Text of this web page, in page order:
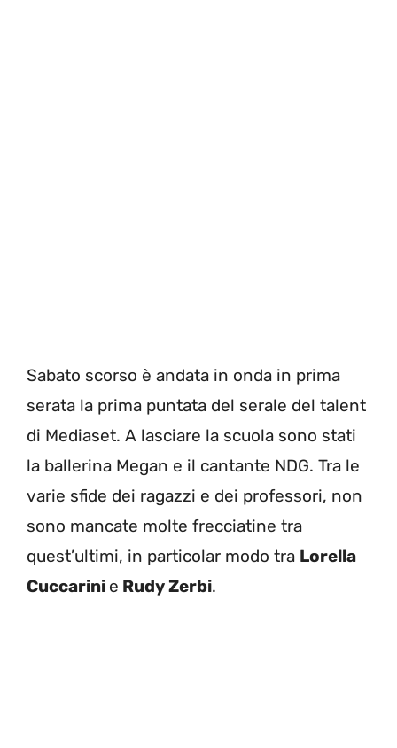
Sabato scorso è andata in onda in prima
serata la prima puntata del serale del talent
di Mediaset. A lasciare la scuola sono stati
la ballerina Megan e il cantante NDG. Tra le
varie sfide dei ragazzi e dei professori, non
sono mancate molte frecciatine tra
quest’ultimi, in particolar modo tra Lorella
Cuccarini e Rudy Zerbi.